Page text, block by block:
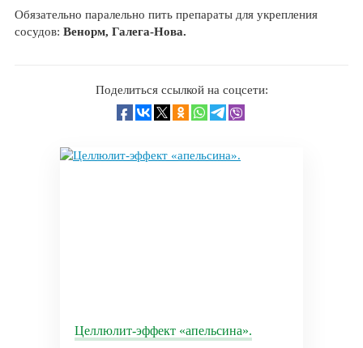
Обязательно паралельно пить препараты для укрепления
сосудов: Венорм, Галега-Нова.
Поделиться ссылкой на соцсети:
Целлюлит-эффект «апельсина».